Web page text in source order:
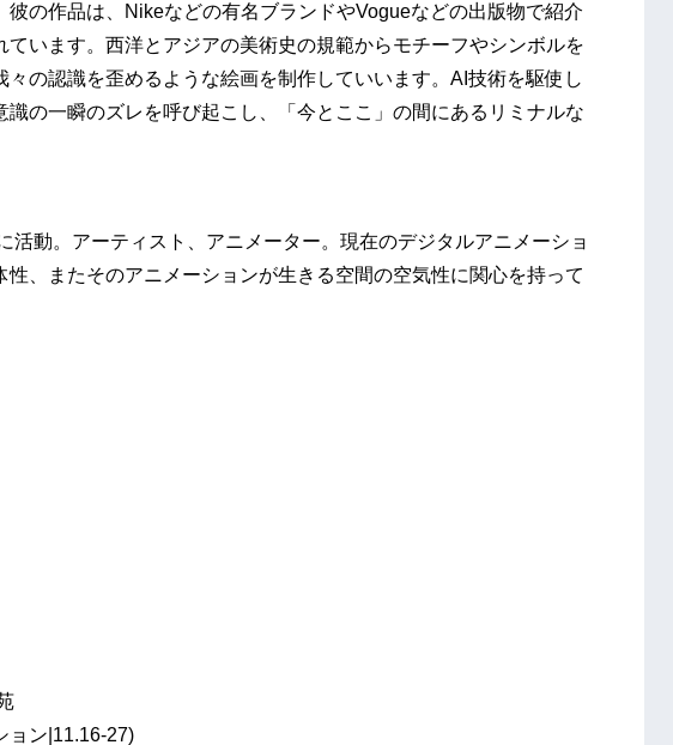
の作品は、Nikeなどの有名ブランドやVogueなどの出版物で紹介
ています。西洋とアジアの美術史の規範からモチーフやシンボルを
の認識を歪めるような絵画を制作していいます。AI技術を駆使し
識の一瞬のズレを呼び起こし、「今とここ」の間にあるリミナルな
活動。アーティスト、アニメーター。現在のデジタルアニメーショ
性、またそのアニメーションが生きる空間の空気性に関心を持って
ョン|11.16-27)